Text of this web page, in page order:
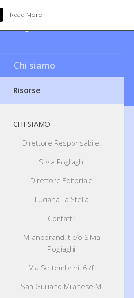
sogno!
Chi siamo
Risorse
CHI SIAMO
Direttore Responsabile:
Silvia Pogliaghi
Direttore Editoriale
Luciana La Stella
Contatti:
Milanobrand.it c/o Silvia
Pogliaghi
Via Settembrini, 6 /f
San Giuliano Milanese MI
Read More